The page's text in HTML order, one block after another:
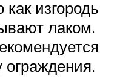
изгородь
лаком.
ограждения.